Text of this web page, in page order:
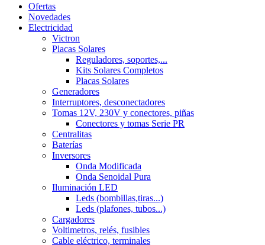
Ofertas
Novedades
Electricidad
Victron
Placas Solares
Reguladores, soportes,...
Kits Solares Completos
Placas Solares
Generadores
Interruptores, desconectadores
Tomas 12V, 230V y conectores, piñas
Conectores y tomas Serie PR
Centralitas
Baterías
Inversores
Onda Modificada
Onda Senoidal Pura
Iluminación LED
Leds (bombillas,tiras...)
Leds (plafones, tubos...)
Cargadores
Voltimetros, relés, fusibles
Cable eléctrico, terminales